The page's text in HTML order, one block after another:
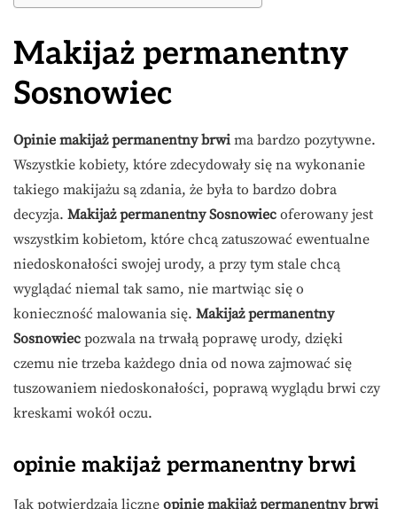
Makijaż permanentny
Sosnowiec
Opinie makijaż permanentny brwi ma bardzo pozytywne.
Wszystkie kobiety, które zdecydowały się na wykonanie
takiego makijażu są zdania, że była to bardzo dobra
decyzja. Makijaż permanentny Sosnowiec oferowany jest
wszystkim kobietom, które chcą zatuszować ewentualne
niedoskonałości swojej urody, a przy tym stale chcą
wyglądać niemal tak samo, nie martwiąc się o
konieczność malowania się. Makijaż permanentny
Sosnowiec pozwala na trwałą poprawę urody, dzięki
czemu nie trzeba każdego dnia od nowa zajmować się
tuszowaniem niedoskonałości, poprawą wyglądu brwi czy
kreskami wokół oczu.
opinie makijaż permanentny brwi
Jak potwierdzają liczne opinie makijaż permanentny brwi